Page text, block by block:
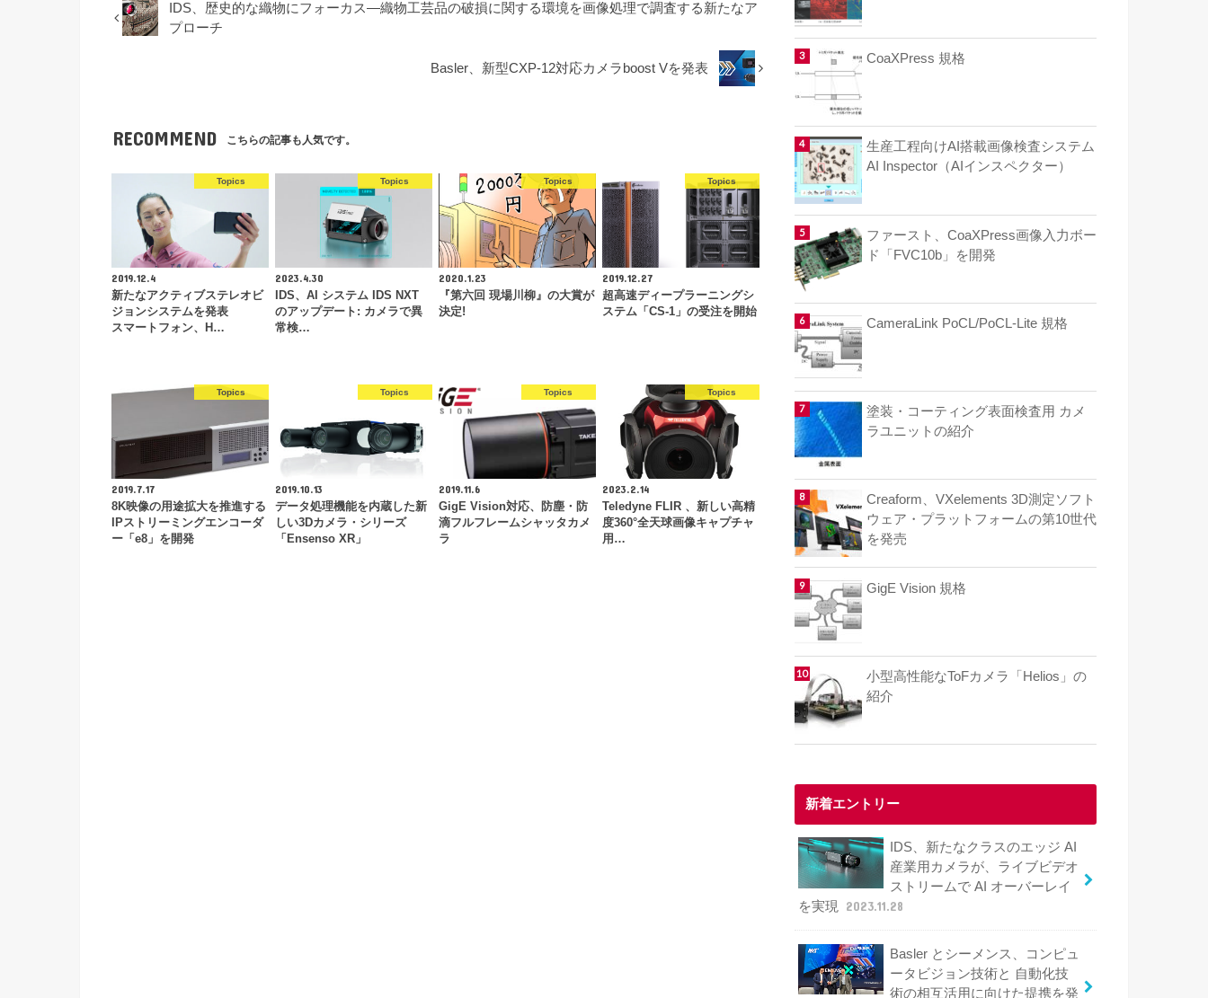
IDS、歴史的な織物にフォーカス―織物工芸品の破損に関する環境を画像処理で調査する新たなア
プローチ
Basler、新型CXP-12対応カメラboost Vを発表
RECOMMEND こちらの記事も人気です。
Topics
2019.12.4
新たなアクティブステレオビ
ジョンシステムを発表
スマートフォン、H…
Topics
2023.4.30
IDS、AI システム IDS NXT
のアップデート: カメラで異
常検…
Topics
2020.1.23
『第六回 現場川柳』の大賞が
決定!
Topics
2019.12.27
超高速ディープラーニングシ
ステム「CS-1」の受注を開始
Topics
2019.7.17
8K映像の用途拡大を推進する
IPストリーミングエンコーダ
ー「e8」を開発
Topics
2019.10.13
データ処理機能を内蔵した新
しい3Dカメラ・シリーズ
「Ensenso XR」
Topics
2019.11.6
GigE Vision対応、防塵・防
滴フルフレームシャッタカメ
ラ
Topics
2023.2.14
Teledyne FLIR 、新しい高精
度360°全天球画像キャプチャ
用…
CoaXPress 規格
生産工程向けAI搭載画像検査システム
AI Inspector（AIインスペクター）
ファースト、CoaXPress画像入力ボー
ド「FVC10b」を開発
CameraLink PoCL/PoCL-Lite 規格
塗装・コーティング表面検査用 カメ
ラユニットの紹介
Creaform、VXelements 3D測定ソフト
ウェア・プラットフォームの第10世代
を発売
GigE Vision 規格
小型高性能なToFカメラ「Helios」の
紹介
新着エントリー
IDS、新たなクラスのエッジ AI
産業用カメラが、ライブビデオ
ストリームで AI オーバーレイ
を実現 2023.11.28
Basler とシーメンス、コンピュ
ータビジョン技術と 自動化技
術の相互活用に向けた提携を発